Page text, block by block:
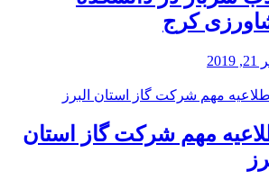
کرج
مهم شرکت گاز استان